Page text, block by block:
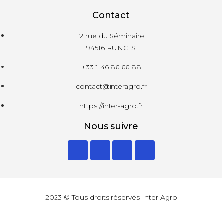
Contact
12 rue du Séminaire,
94516 RUNGIS
+33 1 46 86 66 88
contact@interagro.fr
https://inter-agro.fr
Nous suivre
2023 © Tous droits réservés Inter Agro